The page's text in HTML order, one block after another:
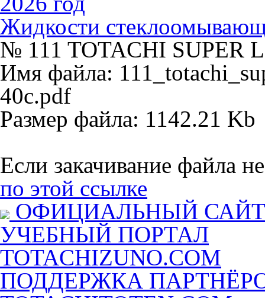
Жидкости
№ 111 TOTACHI SUPER
Имя файла:
40c.pdf
Размер файла: 1142.21 Kb
Если закачивание файла
по этой ссылке
ОФИЦИАЛЬНЫЙ
УЧЕБНЫЙ ПОРТАЛ
TOTACHIZUNO.COM
ПОДДЕРЖКА